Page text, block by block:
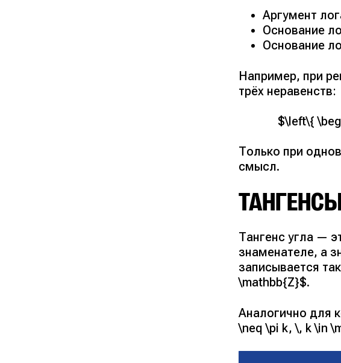
Аргумент
Основание
Основание
Например, при
трёх неравенств:
$\left\{
Только при
смысл.
Тангенс угла —
знаменателе, а
записывается
\mathbb{Z}$.
Аналогично для
\neq \pi k, \, k \in